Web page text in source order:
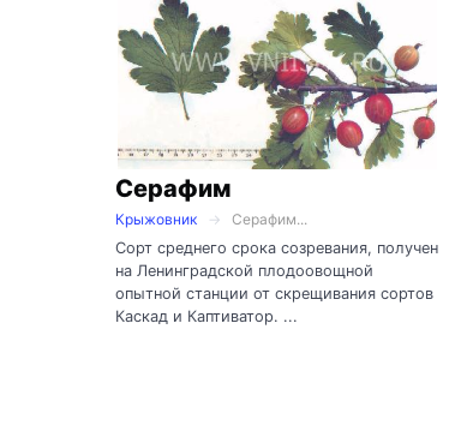
Серафим
Крыжовник
Серафим...
Сорт среднего срока созревания, получен
на Ленинградской плодоовощной
опытной станции от скрещивания сортов
Каскад и Каптиватор. ...